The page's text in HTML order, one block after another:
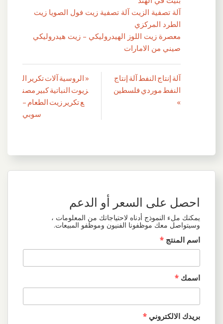
آلة تصفية الزيت آلة تصفية زيت فول الصويا زيت
الطرد المركزي
معصرة زيت اللوز الهيدروليكي – زيت هيدروليكي
صيني من الامارات
تصفّح
المقالات
« الروسية آلات تكرير ال
زيوت النباتية كبير مصن
ع تكرير زيت الطعام –
سوبي
آلة إنتاج النفط آلة إنتاج
النفط موردي فلسطين
»
احصل على السعر أو الدعم
يمكنك ملء النموذج أدناه لاحتياجاتك من المعلومات ،
وسيتواصل معك موظفونا الفنيون وموظفو المبيعات.
اسم المنتج *
اسمك *
بريدك الالكتروني *